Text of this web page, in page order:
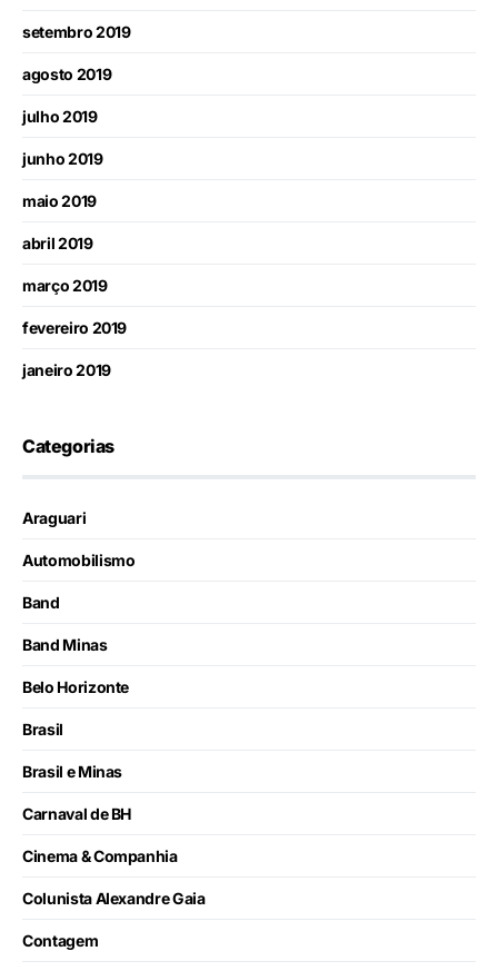
setembro 2019
agosto 2019
julho 2019
junho 2019
maio 2019
abril 2019
março 2019
fevereiro 2019
janeiro 2019
Categorias
Araguari
Automobilismo
Band
Band Minas
Belo Horizonte
Brasil
Brasil e Minas
Carnaval de BH
Cinema & Companhia
Colunista Alexandre Gaia
Contagem